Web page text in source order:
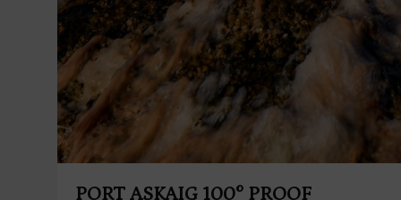
PORT ASKAIG 100° PROOF